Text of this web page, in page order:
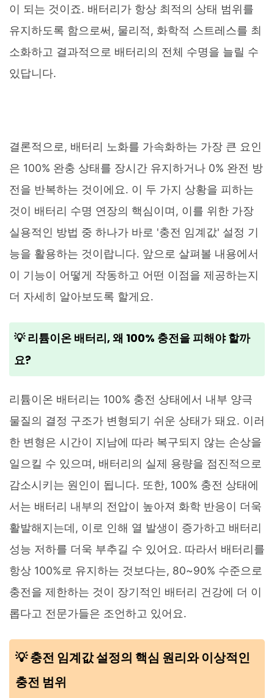
이 되는 것이죠. 배터리가 항상 최적의 상태 범위를
유지하도록 함으로써, 물리적, 화학적 스트레스를 최
소화하고 결과적으로 배터리의 전체 수명을 늘릴 수
있답니다.
결론적으로, 배터리 노화를 가속화하는 가장 큰 요인
은 100% 완충 상태를 장시간 유지하거나 0% 완전 방
전을 반복하는 것이에요. 이 두 가지 상황을 피하는
것이 배터리 수명 연장의 핵심이며, 이를 위한 가장
실용적인 방법 중 하나가 바로 '충전 임계값' 설정 기
능을 활용하는 것이랍니다. 앞으로 살펴볼 내용에서
이 기능이 어떻게 작동하고 어떤 이점을 제공하는지
더 자세히 알아보도록 할게요.
💡 리튬이온 배터리, 왜 100% 충전을 피해야 할까
요?
리튬이온 배터리는 100% 충전 상태에서 내부 양극
물질의 결정 구조가 변형되기 쉬운 상태가 돼요. 이러
한 변형은 시간이 지남에 따라 복구되지 않는 손상을
일으킬 수 있으며, 배터리의 실제 용량을 점진적으로
감소시키는 원인이 됩니다. 또한, 100% 충전 상태에
서는 배터리 내부의 전압이 높아져 화학 반응이 더욱
활발해지는데, 이로 인해 열 발생이 증가하고 배터리
성능 저하를 더욱 부추길 수 있어요. 따라서 배터리를
항상 100%로 유지하는 것보다는, 80~90% 수준으로
충전을 제한하는 것이 장기적인 배터리 건강에 더 이
롭다고 전문가들은 조언하고 있어요.
💡 충전 임계값 설정의 핵심 원리와 이상적인
충전 범위